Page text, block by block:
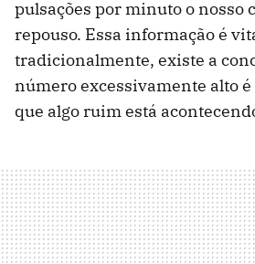
pulsações por minuto o nosso
repouso. Essa informação é
tradicionalmente, existe a
número excessivamente alto
que algo ruim está